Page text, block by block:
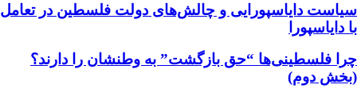
سیاست دایاسپورایی و چالش‌های دولت فلسطین در تعامل
با دایاسپورا
چرا فلسطینی‌ها “حق بازگشت” به وطنشان‌ را دارند؟
(بخش دوم)